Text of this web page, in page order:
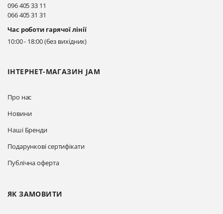
Київ, вул. Драгоманова 31-д
Прокласти маршрут
ІНТЕРНЕТ-МАГАЗИН JAM
Про нас
Новини
Наші Бренди
Подарункові сертифікати
Публічна оферта
ЯК ЗАМОВИТИ
096 405 33 11
066 405 31 31
Час роботи гарячої лінії
10:00 - 18:00 (без вихідних)